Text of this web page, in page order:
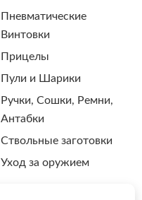
Пневматические
Винтовки
Прицелы
Пули и Шарики
Ручки, Сошки, Ремни,
Антабки
Ствольные заготовки
Уход за оружием